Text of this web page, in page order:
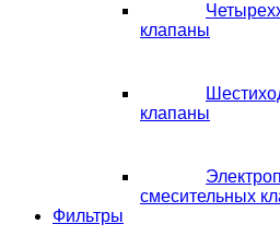
клапаны
клапаны
смесительных
Фильтры